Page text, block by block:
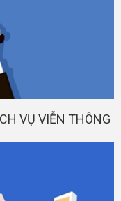
VỤ VIỄN THÔNG